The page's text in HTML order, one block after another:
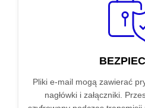
Pliki e-mail mogą zawierać
nagłówki i załączniki.